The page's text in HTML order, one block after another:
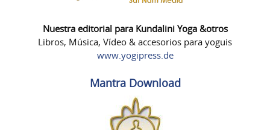
Nuestra editorial para Kundalini Yoga &otros
Libros, Música, Vídeo & accesorios para yoguis
www.yogipress.de
Mantra Download